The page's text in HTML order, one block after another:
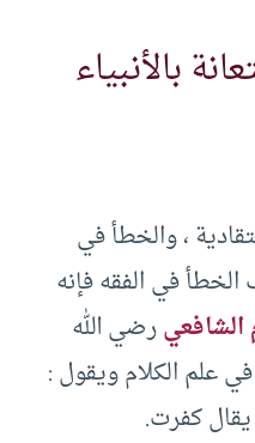
بالأنبياء
، والخطأ في
الخطأ في الفقه فإنه
الشافعيرضي الله
علم الكلام ويقول :
كفرت.